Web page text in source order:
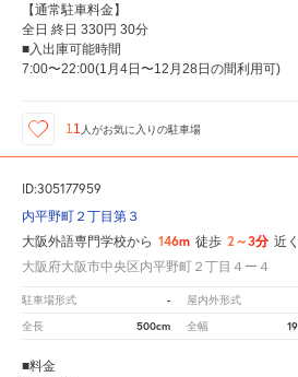
【通常駐車料金】
全日 終日 330円 30分
■入出庫可能時間
7:00〜22:00(1月4日〜12月28日の間利用可)
11 人がお気に入りの駐車場
ID:305177959
内平野町２丁目第３
大阪外語専門学校から 146m 徒歩 2～3分 近
大阪府大阪市中央区内平野町２丁目４ー４
駐車場形式 - 屋内外形式
全長 500cm 全幅
■料金